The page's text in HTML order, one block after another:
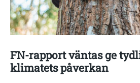
FN-rapport väntas ge
klimatets påverkan